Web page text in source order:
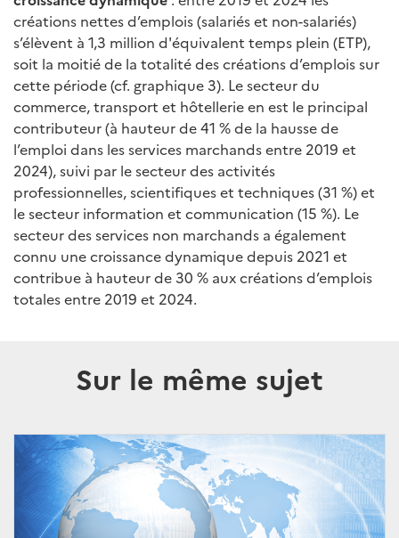
créations nettes d’emplois (salariés et non-salariés)
s’élèvent à 1,3 million d'équivalent temps plein (ETP),
soit la moitié de la totalité des créations d’emplois sur
cette période (cf. graphique 3). Le secteur du
commerce, transport et hôtellerie en est le principal
contributeur (à hauteur de 41 % de la hausse de
l’emploi dans les services marchands entre 2019 et
2024), suivi par le secteur des activités
professionnelles, scientifiques et techniques (31 %) et
le secteur information et communication (15 %). Le
secteur des services non marchands a également
connu une croissance dynamique depuis 2021 et
contribue à hauteur de 30 % aux créations d’emplois
totales entre 2019 et 2024.
Sur le même sujet